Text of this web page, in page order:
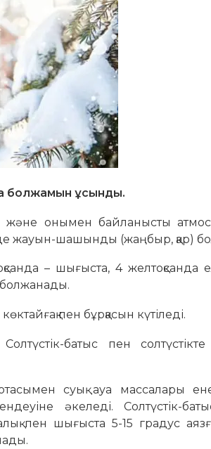
болжамын ұсынды.
онымен байланысты
жауын-шашынды (жаңбыр, қар)
– шығыста, 4 желтоқсанда
пен бұрқасын күтіледі.
батыс пен солтүстікте
суық ауа массалары
әкеледі. Солтүстік-
пен шығыста 5-15 градус